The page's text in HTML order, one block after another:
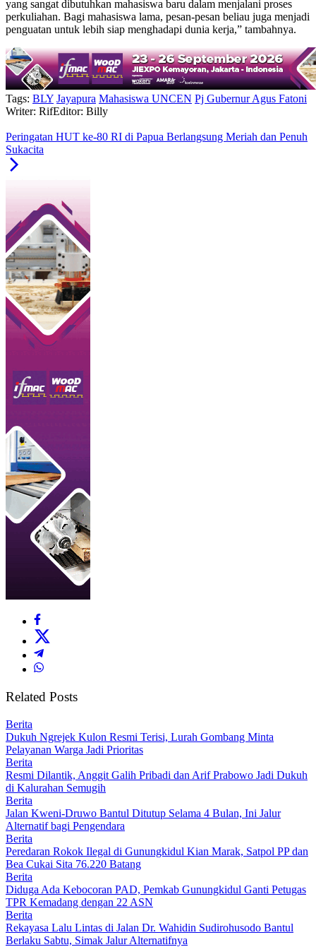
yang sangat dibutuhkan mahasiswa baru dalam menjalani proses
perkuliahan. Bagi mahasiswa lama, pesan-pesan beliau juga menjadi
penguatan untuk lebih siap menghadapi dunia kerja,” tambahnya.
Tags: BLY Jayapura Mahasiswa UNCEN Pj Gubernur Agus Fatoni
Writer: RifEditor: Billy
Peringatan HUT ke-80 RI di Papua Berlangsung Meriah dan Penuh
Sukacita
Related Posts
Berita
Dukuh Ngrejek Kulon Resmi Terisi, Lurah Gombang Minta
Pelayanan Warga Jadi Prioritas
Berita
Resmi Dilantik, Anggit Galih Pribadi dan Arif Prabowo Jadi Dukuh
di Kalurahan Semugih
Berita
Jalan Kweni-Druwo Bantul Ditutup Selama 4 Bulan, Ini Jalur
Alternatif bagi Pengendara
Berita
Peredaran Rokok Ilegal di Gunungkidul Kian Marak, Satpol PP dan
Bea Cukai Sita 76.220 Batang
Berita
Diduga Ada Kebocoran PAD, Pemkab Gunungkidul Ganti Petugas
TPR Kemadang dengan 22 ASN
Berita
Rekayasa Lalu Lintas di Jalan Dr. Wahidin Sudirohusodo Bantul
Berlaku Sabtu, Simak Jalur Alternatifnya